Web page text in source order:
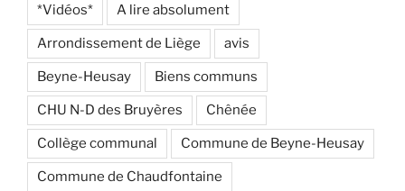
*Vidéos* A lire absolument
Arrondissement de Liège avis
Beyne-Heusay Biens communs
CHU N-D des Bruyères Chênée
Collège communal Commune de Beyne-Heusay
Commune de Chaudfontaine